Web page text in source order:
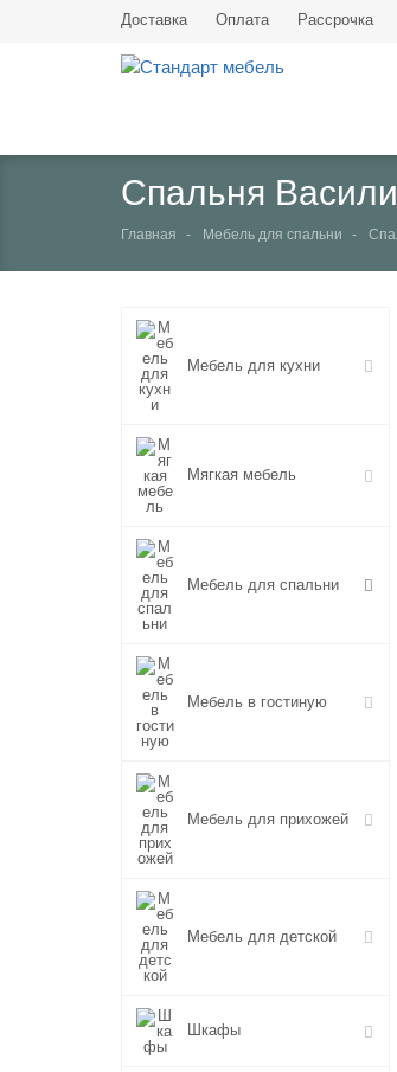
Доставка Оплата Рассрочка
Спальня
Главная Мебель для спальни
Мебель для кухни
Мягкая мебель
Мебель для спальни
Мебель в гостиную
Мебель для прихожей
Мебель для детской
Шкафы